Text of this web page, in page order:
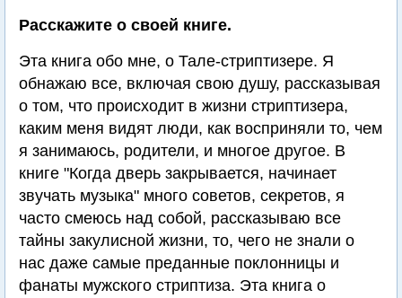
Расскажите о своей книге.
Эта книга обо мне, о Тале-стриптизере. Я
обнажаю все, включая свою душу, рассказывая
о том, что происходит в жизни стриптизера,
каким меня видят люди, как восприняли то, чем
я занимаюсь, родители, и многое другое. В
книге "Когда дверь закрывается, начинает
звучать музыка" много советов, секретов, я
часто смеюсь над собой, рассказываю все
тайны закулисной жизни, то, чего не знали о
нас даже самые преданные поклонницы и
фанаты мужского стриптиза. Эта книга о